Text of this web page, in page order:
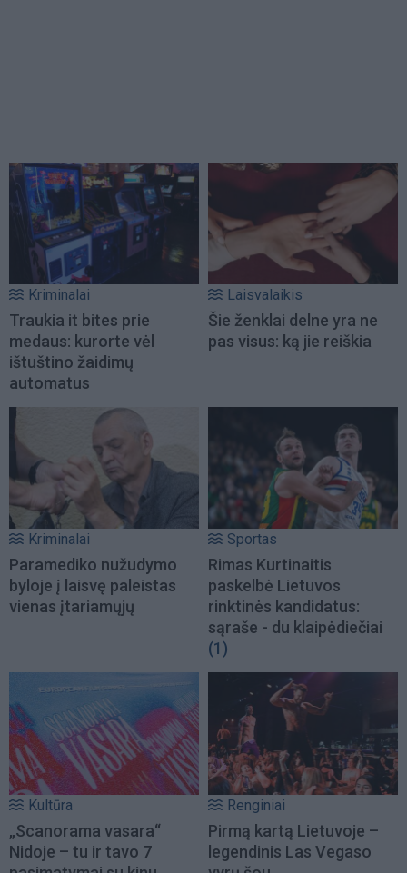
Kriminalai
Traukia it bites prie
medaus: kurorte vėl
ištuštino žaidimų
automatus
Laisvalaikis
Šie ženklai delne yra ne
pas visus: ką jie reiškia
Kriminalai
Paramediko nužudymo
byloje į laisvę paleistas
vienas įtariamųjų
Sportas
Rimas Kurtinaitis
paskelbė Lietuvos
rinktinės kandidatus:
sąraše - du klaipėdiečiai
(1)
Kultūra
„Scanorama vasara“
Nidoje – tu ir tavo 7
Renginiai
Pirmą kartą Lietuvoje –
legendinis Las Vegaso